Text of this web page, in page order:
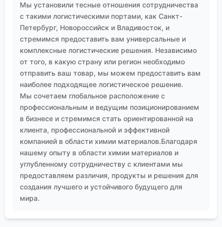
Мы установили тесные отношения сотрудничества
с такими логистическими портами, как Санкт-
Петербург, Новороссийск и Владивосток, и
стремимся предоставить вам универсальные и
комплексные логистические решения. Независимо
от того, в какую страну или регион необходимо
отправить ваш товар, мы можем предоставить вам
наиболее подходящее логистическое решение.
Мы сочетаем глобальное расположение с
профессиональным и ведущим позиционированием
в бизнесе и стремимся стать ориентированной на
клиента, профессиональной и эффективной
компанией в области химии материалов.Благодаря
нашему опыту в области химии материалов и
углубленному сотрудничеству с клиентами мы
предоставляем различия, продукты и решения для
создания лучшего и устойчивого будущего для
мира.